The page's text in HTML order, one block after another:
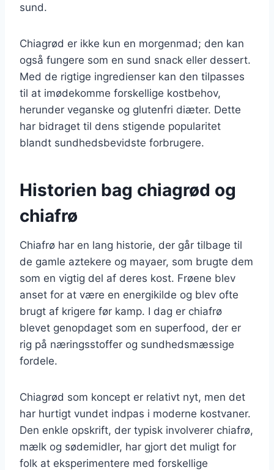
sund.
Chiagrød er ikke kun en morgenmad; den kan
også fungere som en sund snack eller dessert.
Med de rigtige ingredienser kan den tilpasses
til at imødekomme forskellige kostbehov,
herunder veganske og glutenfri diæter. Dette
har bidraget til dens stigende popularitet
blandt sundhedsbevidste forbrugere.
Historien bag chiagrød og
chiafrø
Chiafrø har en lang historie, der går tilbage til
de gamle aztekere og mayaer, som brugte dem
som en vigtig del af deres kost. Frøene blev
anset for at være en energikilde og blev ofte
brugt af krigere før kamp. I dag er chiafrø
blevet genopdaget som en superfood, der er
rig på næringsstoffer og sundhedsmæssige
fordele.
Chiagrød som koncept er relativt nyt, men det
har hurtigt vundet indpas i moderne kostvaner.
Den enkle opskrift, der typisk involverer chiafrø,
mælk og sødemidler, har gjort det muligt for
folk at eksperimentere med forskellige